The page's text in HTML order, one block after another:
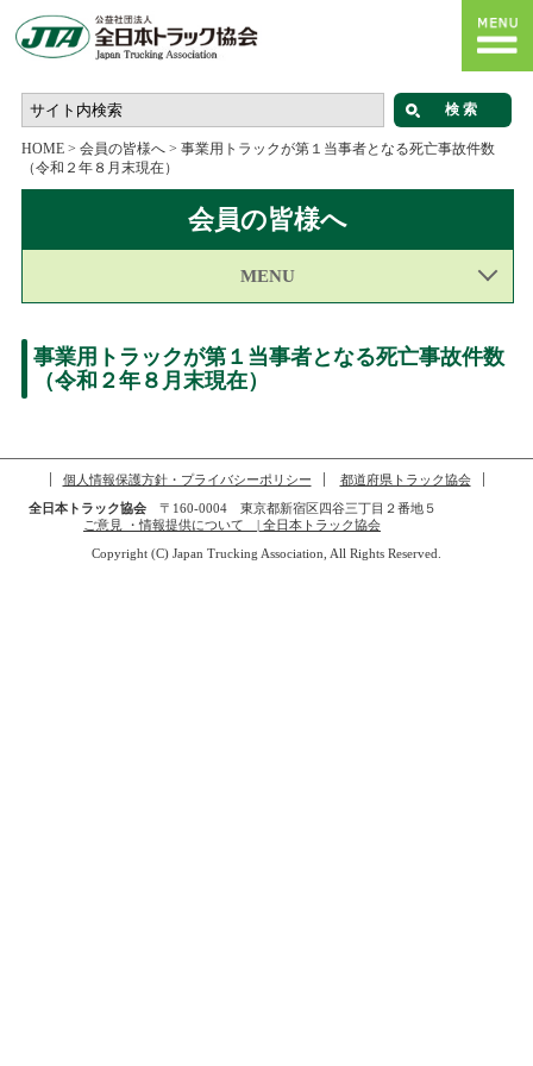
HOME> 会員の皆様へ> 事業用トラックが第１当事者となる死亡事故件数
（令和２年８月末現在）
会員の皆様へ
MENU
事業用トラックが第１当事者となる死亡事故件数
（令和２年８月末現在）
個人情報保護方針・プライバシーポリシー
都道府県トラック協会
全日本トラック協会〒160-0004 東京都新宿区四谷三丁目２番地５
ご意見 ・情報提供について | 全日本トラック協会
Copyright (C) Japan Trucking Association, All Rights Reserved.